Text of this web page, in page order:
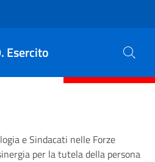
Esercito
e Sindacati nelle Forze
per la tutela della persona